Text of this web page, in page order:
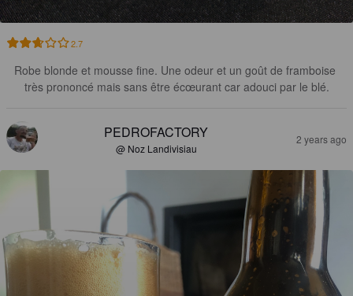
2.7
Robe blonde et mousse fine. Une odeur et un goût de framboise
très prononcé mais sans être écœurant car adouci par le blé.
PEDROFACTORY
@ Noz Landivisiau
2 years ago